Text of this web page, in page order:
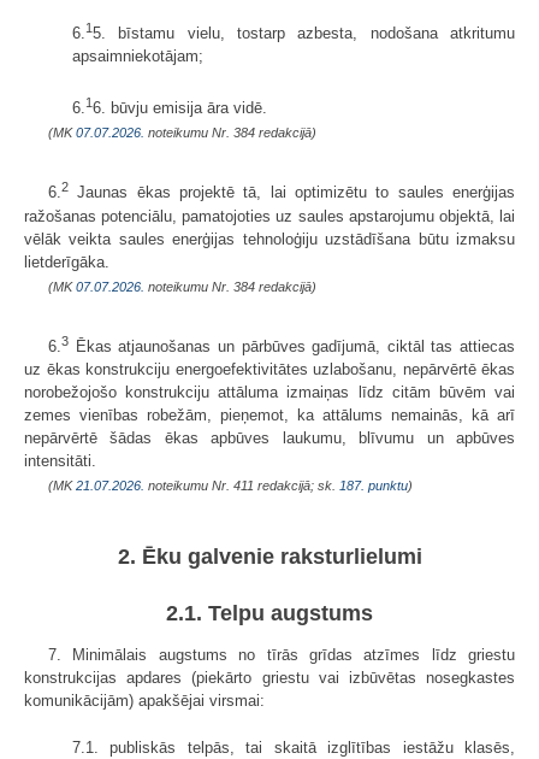
6.15. bīstamu vielu, tostarp azbesta, nodošana atkritumu
apsaimniekotājam;
6.16. būvju emisija āra vidē.
(MK07.07.2026. noteikumu Nr. 384 redakcijā)
6.2 Jaunas ēkas projektē tā, lai optimizētu to saules enerģijas
ražošanas potenciālu, pamatojoties uz saules apstarojumu objektā, lai
vēlāk veikta saules enerģijas tehnoloģiju uzstādīšana būtu izmaksu
lietderīgāka.
(MK07.07.2026. noteikumu Nr. 384 redakcijā)
6.3
Ēkas atjaunošanas un pārbūves gadījumā, ciktāl tas attiecas
uz ēkas konstrukciju energoefektivitātes uzlabošanu, nepārvērtē ēkas
norobežojošo konstrukciju attāluma izmaiņas līdz citām būvēm vai
zemes vienības robežām, pieņemot, ka attālums nemainās, kā arī
nepārvērtē šādas ēkas apbūves laukumu, blīvumu un apbūves
intensitāti.
(MK21.07.2026. noteikumu Nr. 411 redakcijā; sk. 187. punktu)
2. Ēku galvenie raksturlielumi
2.1. Telpu augstums
7. Minimālais augstums no tīrās grīdas atzīmes līdz griestu
konstrukcijas apdares (piekārto griestu vai izbūvētas nosegkastes
komunikācijām) apakšējai virsmai:
7.1. publiskās telpās, tai skaitā izglītības iestāžu klasēs,